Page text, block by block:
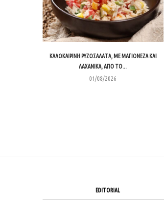
ΚΑΛΟΚΑΙΡΙΝΉ ΡΥΖΟΣΑΛΆΤΑ, ΜΕ ΜΑΓΙΟΝΈΖΑ ΚΑΙ
ΛΑΧΑΝΙΚΆ, ΑΠΌ ΤΟ...
01/08/2026
EDITORIAL